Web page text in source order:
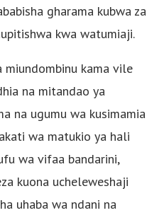
gharama kubwa za
kwa watumiaji.
miundombinu kama vile
na mitandao ya
na ugumu wa kusimamia
wa matukio ya hali
wa vifaa bandarini,
kuona ucheleweshaji
uhaba wa ndani na